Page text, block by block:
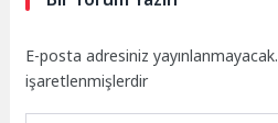
E-posta adresiniz yayınlanmayacak.
işaretlenmişlerdir